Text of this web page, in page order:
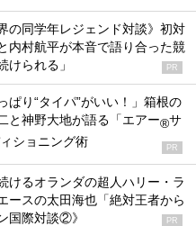
の同学年レジェンド対談》初対
内村航平が本音で語り合った競
けられる」
PR
ぱり“タイパ”がいい！」箱根の
と神野大地が語る「エアー®サ
ショニング術 PR
けるオランダの超人ハリー・ラ
ースの太田海也「絶対王者から
国際対談②》
PR